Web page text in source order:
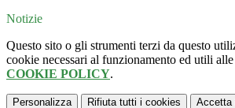
Notizie
Questo sito o gli strumenti terzi da questo
cookie necessari al funzionamento ed utili
COOKIE POLICY.
Personalizza Rifiuta tutti i cookies Accetta